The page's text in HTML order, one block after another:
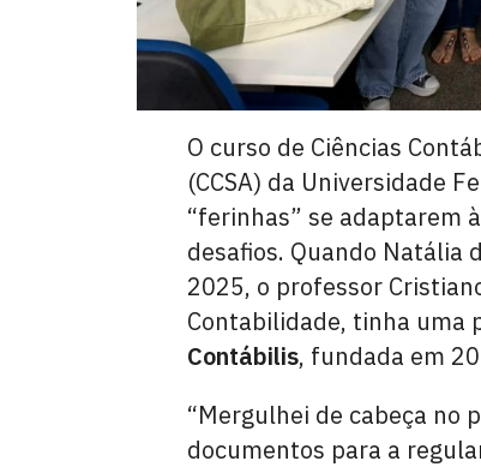
O curso de Ciências
(CCSA) da Universidade
“ferinhas” se adaptarem
desafios. Quando Natália
2025, o professor
Contabilidade, tinha uma
Contábilis, fundada em
“Mergulhei de cabeça no
documentos para a